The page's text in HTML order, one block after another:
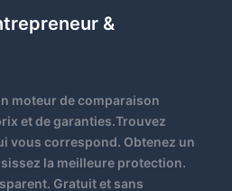
&
moteur de comparaison
et de garanties.Trouvez
vous correspond. Obtenez un
la meilleure protection.
Gratuit et sans